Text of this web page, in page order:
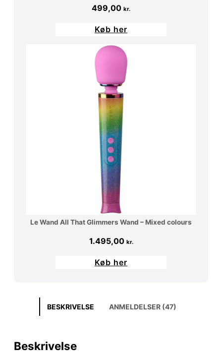
499,00 kr.
Køb her
Le Wand All That Glimmers Wand – Mixed colours
1.495,00 kr.
Køb her
BESKRIVELSE ANMELDELSER (47)
Beskrivelse